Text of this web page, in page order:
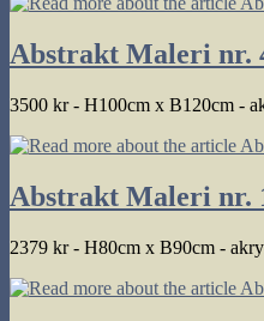
Abstrakt Maleri nr.
3500 kr - H100cm x B120cm -
Abstrakt Maleri nr.
2379 kr - H80cm x B90cm -